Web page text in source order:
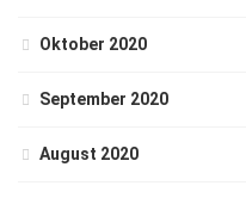
Oktober 2020
September 2020
August 2020